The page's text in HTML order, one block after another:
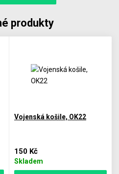
produkty
Vojenská košile, OK22
150 Kč
Skladem